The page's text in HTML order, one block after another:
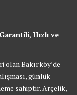
Hızlı ve
olan Bakırköy’de
günlük
sahiptir. Arçelik,